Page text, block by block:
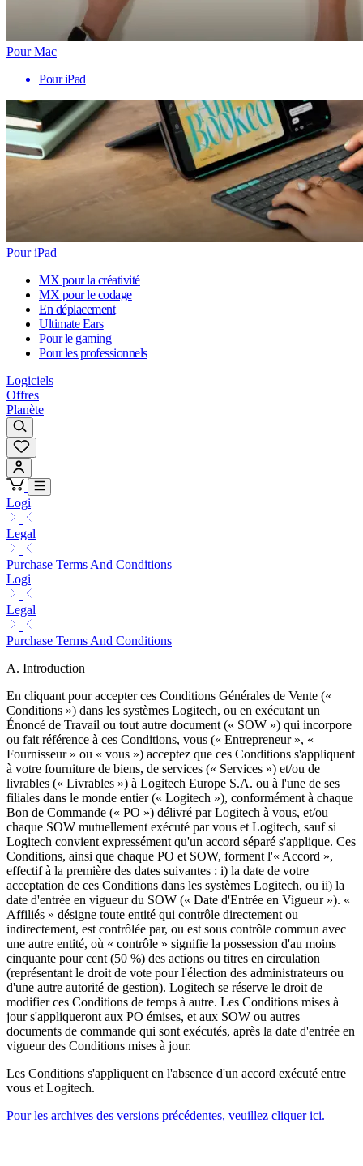
Pour Mac
Pour iPad
Pour iPad
MX pour la créativité
MX pour le codage
En déplacement
Ultimate Ears
Pour le gaming
Pour les professionnels
Logiciels
Offres
Planète
Logi
Legal
Purchase Terms And Conditions
Logi
Legal
Purchase Terms And Conditions
A. Introduction
En cliquant pour accepter ces Conditions Générales de Vente («
Conditions ») dans les systèmes Logitech, ou en exécutant un
Énoncé de Travail ou tout autre document (« SOW ») qui incorpore
ou fait référence à ces Conditions, vous (« Entrepreneur », «
Fournisseur » ou « vous ») acceptez que ces Conditions s'appliquent
à votre fourniture de biens, de services (« Services ») et/ou de
livrables (« Livrables ») à Logitech Europe S.A. ou à l'une de ses
filiales dans le monde entier (« Logitech »), conformément à chaque
Bon de Commande (« PO ») délivré par Logitech à vous, et/ou
chaque SOW mutuellement exécuté par vous et Logitech, sauf si
Logitech convient expressément qu'un accord séparé s'applique. Ces
Conditions, ainsi que chaque PO et SOW, forment l'« Accord »,
effectif à la première des dates suivantes : i) la date de votre
acceptation de ces Conditions dans les systèmes Logitech, ou ii) la
date d'entrée en vigueur du SOW (« Date d'Entrée en Vigueur »). «
Affiliés » désigne toute entité qui contrôle directement ou
indirectement, est contrôlée par, ou est sous contrôle commun avec
une autre entité, où « contrôle » signifie la possession d'au moins
cinquante pour cent (50 %) des actions ou titres en circulation
(représentant le droit de vote pour l'élection des administrateurs ou
d'une autre autorité de gestion). Logitech se réserve le droit de
modifier ces Conditions de temps à autre. Les Conditions mises à
jour s'appliqueront aux PO émises, et aux SOW ou autres
documents de commande qui sont exécutés, après la date d'entrée en
vigueur des Conditions mises à jour.
Les Conditions s'appliquent en l'absence d'un accord exécuté entre
vous et Logitech.
Pour les archives des versions précédentes, veuillez cliquer ici.